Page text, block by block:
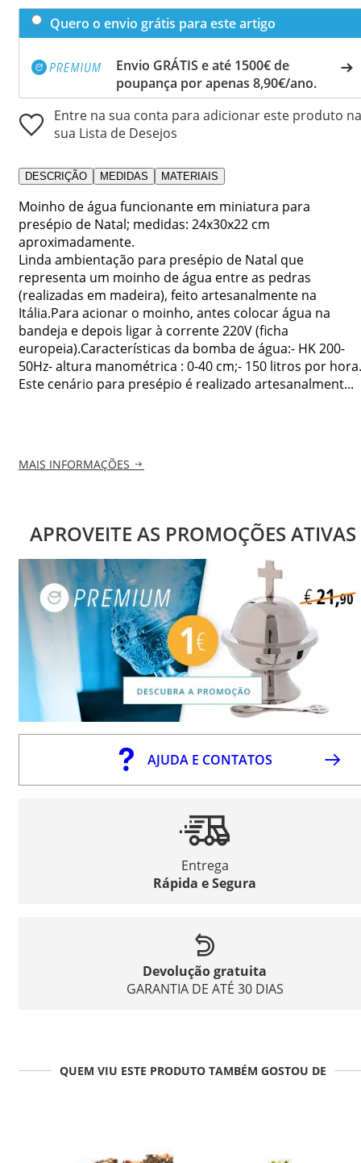
Quero o envio grátis para este artigo
Envio GRÁTIS e até 1500€ de
poupança por apenas 8,90€/ano.
Entre na sua conta para adicionar este produto na
sua Lista de Desejos
DESCRIÇÃO MEDIDAS MATERIAIS
Moinho de água funcionante em miniatura para
presépio de Natal; medidas: 24x30x22 cm
aproximadamente.
Linda ambientação para presépio de Natal que
representa um moinho de água entre as pedras
(realizadas em madeira), feito artesanalmente na
Itália.Para acionar o moinho, antes colocar água na
bandeja e depois ligar à corrente 220V (ficha
europeia).Características da bomba de água:- HK 200-
50Hz- altura manométrica : 0-40 cm;- 150 litros por hora.
Este cenário para presépio é realizado artesanalment...
MAIS INFORMAÇÕES
APROVEITE AS PROMOÇÕES ATIVAS
AJUDA E CONTATOS
Entrega
Rápida e Segura
Devolução gratuita
GARANTIA DE ATÉ 30 DIAS
QUEM VIU ESTE PRODUTO TAMBÉM GOSTOU DE